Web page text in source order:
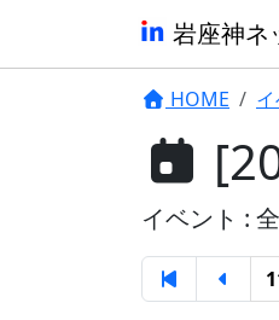
岩座神ネ
HOME
イベント :